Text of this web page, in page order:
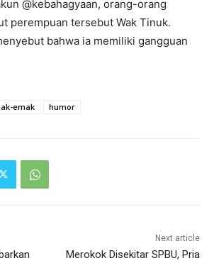
@kebahagyaan, orang-orang
perempuan tersebut Wak Tinuk.
bahwa ia memiliki gangguan
emak humor
Next article
Merokok Disekitar SPBU, Pria